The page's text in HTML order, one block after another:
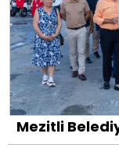
Mezitli